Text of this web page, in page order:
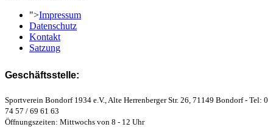
">Impressum
Datenschutz
Kontakt
Satzung
Geschäftsstelle:
Sportverein Bondorf 1934 e.V., Alte Herrenberger Str. 26, 71149 Bondorf - Tel: 0
74 57 / 69 61 63
Öffnungszeiten: Mittwochs von 8 - 12 Uhr